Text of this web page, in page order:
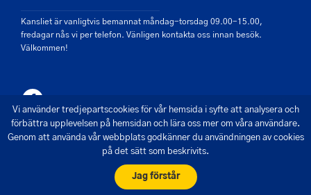
Kansliet är vanligtvis bemannat måndag-torsdag 09.00-15.00,
fredagar nås vi per telefon. Vänligen kontakta oss innan besök.
Välkommen!
© 2026 - Saltsjön Mälarens Båtförbund
Skapad av Pigment webbyrå
Vi använder tredjepartscookies för vår hemsida i syfte att analysera och
förbättra upplevelsen på hemsidan och lära oss mer om våra användare.
Genom att använda vår webbplats godkänner du användningen av cookies
på det sätt som beskrivits.
Jag förstår